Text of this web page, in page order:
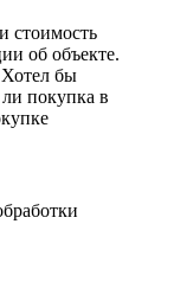
стоимость
об объекте.
Хотел бы
покупка в